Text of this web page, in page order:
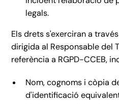
legals.
Els drets s'exerciran a
dirigida al Responsable del
referència a RGPD-CCEB,
Nom, cognoms i còpia
d'identificació